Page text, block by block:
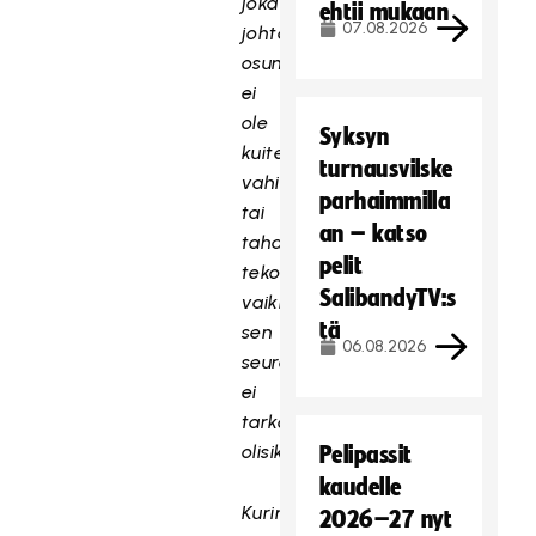
johtaa
osumaan,
ei
ole
kuitenkaan
vahinko
tai
tahaton
teko,
vaikka
sen
seuraus
ei
tarkoituksellinen
olisikaan.
Kurinpitodelegaatio
T
ä
m
s
ä
l
t
ö
n
ehtii mukaan
07.08.2026
Syksyn
turnausvilske
parhaimmilla
an – katso
pelit
SalibandyTV:s
tä
06.08.2026
Pelipassit
kaudelle
2026–27 nyt